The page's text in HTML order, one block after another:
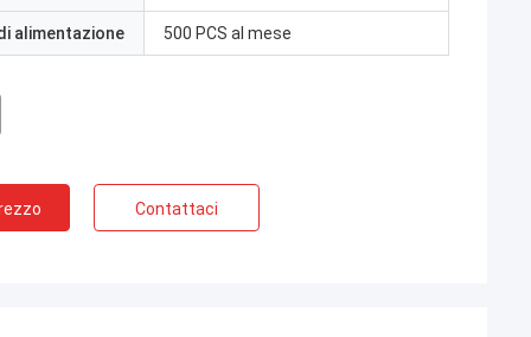
alimentazione 500 PCS al mese
Contattaci